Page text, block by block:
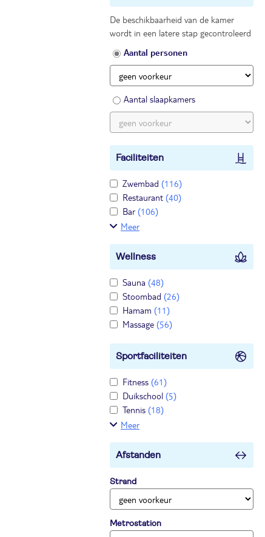
De beschikbaarheid van de kamer
wordt in een latere stap gecontroleerd
Aantal personen
Aantal slaapkamers
Faciliteiten
Zwembad (116)
Restaurant (40)
Bar(106)
Meer
Wellness
Sauna (48)
Stoombad (26)
Hamam (11)
Massage (56)
Sportfaciliteiten
Fitness (61)
Duikschool (5)
Tennis (18)
Meer
Afstanden
Strand
Metrostation